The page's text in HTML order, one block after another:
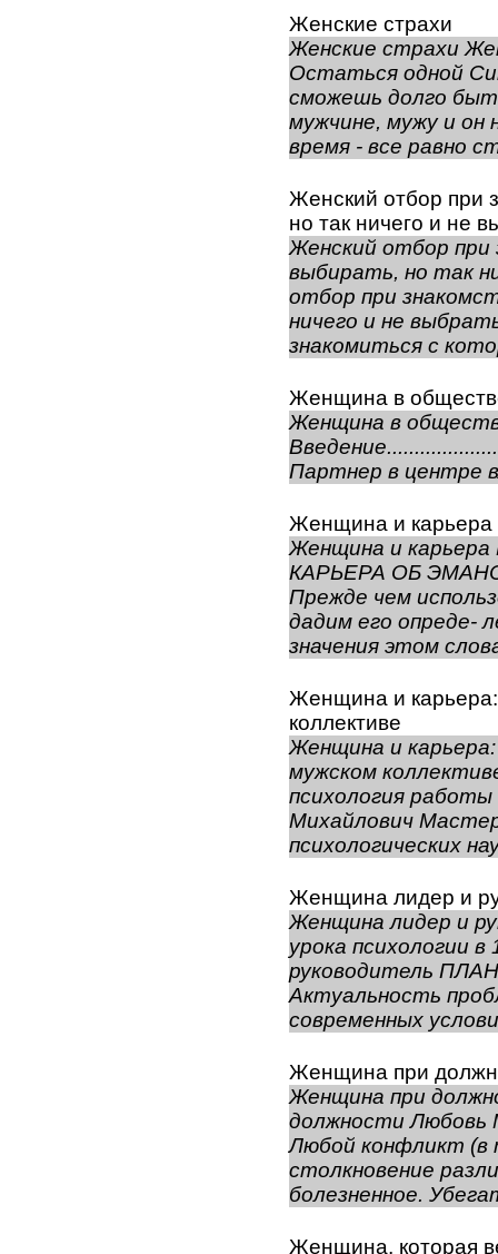
Женские страхи
Женские страхи
Остаться одной
сможешь долго
мужчине, мужу и он
время - все равно
Женский отбор при
но так ничего и не
Женский отбор при
выбирать, но так
отбор при
ничего и не
знакомиться с
Женщина в
Женщина в
Партнер в центре
Женщина и карьера
Женщина и
КАРЬЕРА ОБ
Прежде чем
дадим его опреде-
значения этом
Женщина и
коллективе
Женщина и
мужском
психология
Михайлович
психологических
Женщина лидер и
Женщина лидер и
урока психологии
руководитель
Актуальность
современных
Женщина при
Женщина при
должности Любовь
Любой конфликт (в
столкновение
болезненное.
Женщина, которая